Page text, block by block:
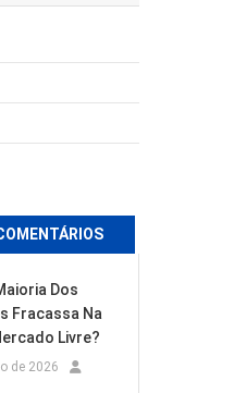
Dos
Fracassa Na
Livre?
de 2026